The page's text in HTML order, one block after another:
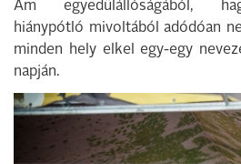
Ám egyedülállóságából,
hiánypótló mivoltából adódóan
minden hely elkel egy-egy
napján.